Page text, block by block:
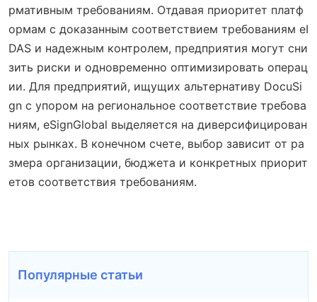
рмативным требованиям. Отдавая приоритет платф
ормам с доказанным соответствием требованиям eI
DAS и надежным контролем, предприятия могут сни
зить риски и одновременно оптимизировать операц
ии. Для предприятий, ищущих альтернативу DocuSi
gn с упором на региональное соответствие требова
ниям, eSignGlobal выделяется на диверсифицирован
ных рынках. В конечном счете, выбор зависит от ра
змера организации, бюджета и конкретных приорит
етов соответствия требованиям.
Популярные статьи